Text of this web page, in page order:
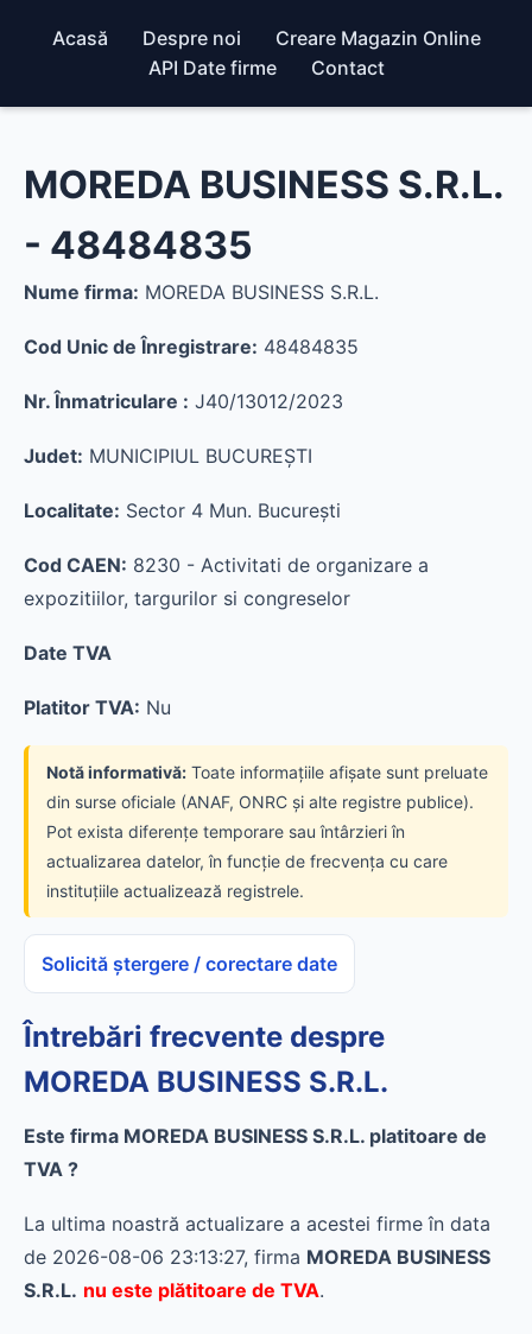
Acasă Despre noi
Creare Magazin Online
API Date firme
Contact
MOREDA BUSINESS S.R.L.
- 48484835
Nume firma: MOREDA BUSINESS S.R.L.
Cod Unic de Înregistrare: 48484835
Nr. Înmatriculare : J40/13012/2023
Judet: MUNICIPIUL BUCUREŞTI
Localitate: Sector 4 Mun. Bucureşti
Cod CAEN: 8230 - Activitati de organizare a
expozitiilor, targurilor si congreselor
Date TVA
Platitor TVA: Nu
Notă informativă: Toate informațiile afișate sunt preluate
din surse oficiale (ANAF, ONRC și alte registre publice).
Pot exista diferențe temporare sau întârzieri în
actualizarea datelor, în funcție de frecvența cu care
instituțiile actualizează registrele.
Solicită ștergere / corectare date
Întrebări frecvente despre
MOREDA BUSINESS S.R.L.
Este firma MOREDA BUSINESS S.R.L. platitoare de
TVA ?
La ultima noastră actualizare a acestei firme în data
de 2026-08-06 23:13:27, firma MOREDA BUSINESS
S.R.L. nu este plătitoare de TVA.